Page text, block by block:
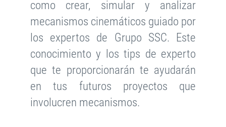
como crear, simular y analizar
mecanismos cinemáticos guiado por
los expertos de Grupo SSC. Este
conocimiento y los tips de experto
que te proporcionarán te ayudarán
en tus futuros proyectos que
involucren mecanismos.